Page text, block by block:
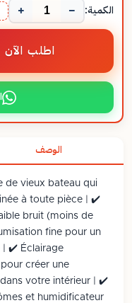
الكمية: −
+
اطلب الآن
الوصف
de vieux bateau qui
à toute pièce | ✔️
bruit (moins de
fine pour un
| ✔️ Éclairage
créer une
votre intérieur | ✔️
et humidificateur